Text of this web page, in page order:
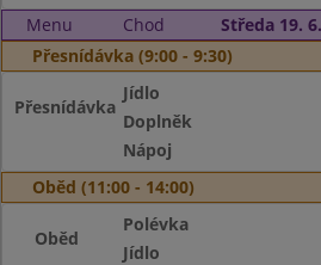
Menu
Chod
Středa 19.
Přesnídávka (9:00 - 9:30)
Přesnídávka
Jídlo
Doplněk
Nápoj
Oběd (11:00 - 14:00)
Oběd
Polévka
Jídlo